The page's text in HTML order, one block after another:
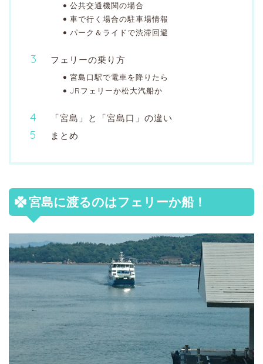
公共交通機関の場合
車で行く場合の駐車場情報
パーク＆ライドで渋滞回避
フェリーの乗り方
宮島口駅で電車を降りたら
JRフェリーか松大汽船か
「宮島」と「宮島口」の違い
まとめ
宮島に渡るのはフェリーか船！